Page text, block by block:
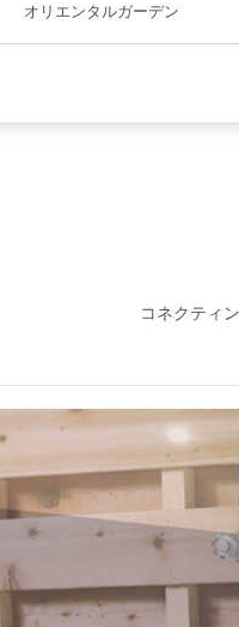
オリエンタルガーデン
コネクティ